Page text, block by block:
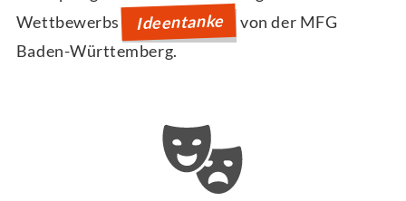
Wettbewerbs
Ideentanke
von der MFG
Baden-Württemberg.